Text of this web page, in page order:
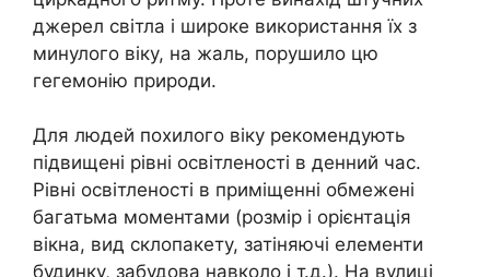
джерел світла і широке використання їх з
минулого віку, на жаль, порушило цю
гегемонію природи.
Для людей похилого віку рекомендують
підвищені рівні освітленості в денний час.
Рівні освітленості в приміщенні обмежені
багатьма моментами (розмір і орієнтація
вікна, вид склопакету, затіняючі елементи
будинку, забудова навколо і т.д.). На вулиці